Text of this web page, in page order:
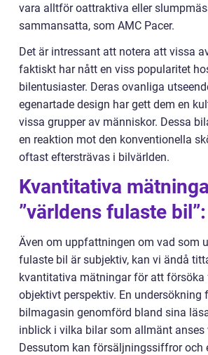
vara alltför oattraktiva eller
sammansatta, som AMC Pacer.
Det är intressant att notera att vissa
faktiskt har nått en viss popularitet
bilentusiaster. Deras ovanliga
egenartade design har gett dem en
vissa grupper av människor. Dessa
en reaktion mot den konventionella
oftast eftersträvas i bilvärlden.
Kvantitativa
”världens fulaste bil”:
Även om uppfattningen om vad som
fulaste bil är subjektiv, kan vi ändå
kvantitativa mätningar för att försöka
objektivt perspektiv. En undersökning
bilmagasin genomförd bland sina
inblick i vilka bilar som allmänt anses
Dessutom kan försäljningssiffror och